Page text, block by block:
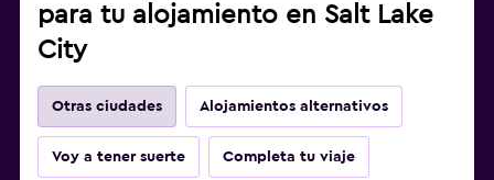
para tu alojamiento en Salt Lake
City
Otras ciudades Alojamientos alternativos
Voy a tener suerte Completa tu viaje